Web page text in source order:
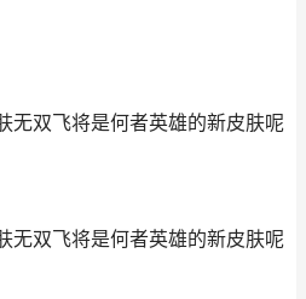
无双飞将是何者英雄的新皮肤呢
无双飞将是何者英雄的新皮肤呢